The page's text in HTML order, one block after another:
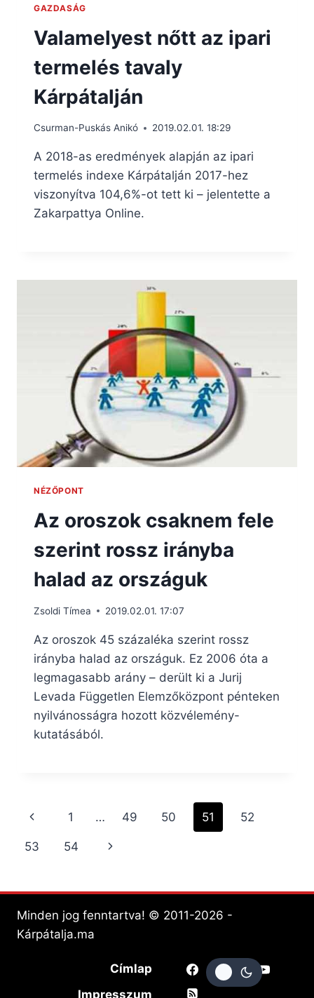
GAZDASÁG
Valamelyest nőtt az ipari
termelés tavaly
Kárpátalján
Csurman-Puskás Anikó 2019.02.01. 18:29
A 2018-as eredmények alapján az ipari
termelés indexe Kárpátalján 2017-hez
viszonyítva 104,6%-ot tett ki – jelentette a
Zakarpattya Online.
NÉZŐPONT
Az oroszok csaknem fele
szerint rossz irányba
halad az országuk
Zsoldi Tímea 2019.02.01. 17:07
Az oroszok 45 százaléka szerint rossz
irányba halad az országuk. Ez 2006 óta a
legmagasabb arány – derült ki a Jurij
Levada Független Elemzőközpont pénteken
nyilvánosságra hozott közvélemény-
kutatásából.
Page
navigation
Previous
Page
1 … 49 50 51 52
53 54
Next
Minden jog fenntartva! © 2011-2026 -
Kárpátalja.ma
Címlap
Impresszum